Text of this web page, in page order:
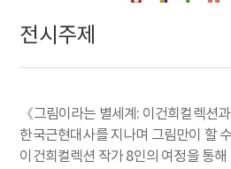
전시주제
《그림이라는 별세계: 이건희컬렉션
한국근현대사를 지나며 그림만이 할
이건희컬렉션 작가 8인의 여정을 통